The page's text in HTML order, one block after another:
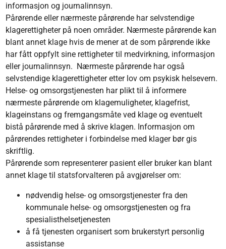
informasjon og journalinnsyn.
Pårørende eller nærmeste pårørende har selvstendige
klagerettigheter på noen områder. Nærmeste pårørende kan
blant annet klage hvis de mener at de som pårørende ikke
har fått oppfylt sine rettigheter til medvirkning, informasjon
eller journalinnsyn. Nærmeste pårørende har også
selvstendige klagerettigheter etter lov om psykisk helsevern.
Helse- og omsorgstjenesten har plikt til å informere
nærmeste pårørende om klagemuligheter, klagefrist,
klageinstans og fremgangsmåte ved klage og eventuelt
bistå pårørende med å skrive klagen. Informasjon om
pårørendes rettigheter i forbindelse med klager bør gis
skriftlig.
Pårørende som representerer pasient eller bruker kan blant
annet klage til statsforvalteren på avgjørelser om:
nødvendig helse- og omsorgstjenester fra den
kommunale helse- og omsorgstjenesten og fra
spesialisthelsetjenesten
å få tjenesten organisert som brukerstyrt personlig
assistanse